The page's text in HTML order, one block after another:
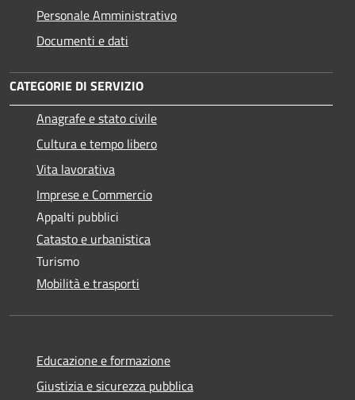
Personale Amministrativo
Documenti e dati
CATEGORIE DI SERVIZIO
Anagrafe e stato civile
Cultura e tempo libero
Vita lavorativa
Imprese e Commercio
Appalti pubblici
Catasto e urbanistica
Turismo
Mobilità e trasporti
Educazione e formazione
Giustizia e sicurezza pubblica